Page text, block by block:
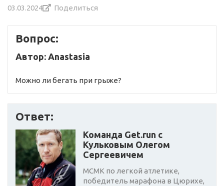
03.03.2024 Поделиться
Вопрос:
Автор: Anastasia
Можно ли бегать при грыже?
Ответ:
Команда Get.run с
Кульковым Олегом
Сергеевичем
МСМК по легкой атлетике,
победитель марафона в Цюрихе,